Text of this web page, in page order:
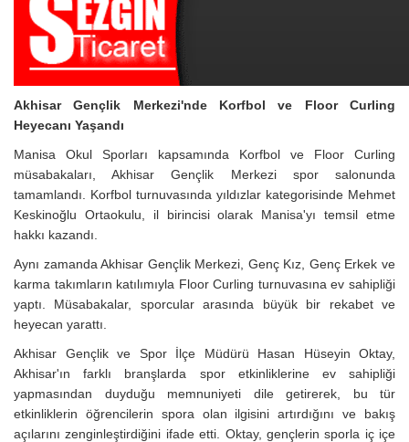
Akhisar Gençlik Merkezi'nde Korfbol ve Floor Curling
Heyecanı Yaşandı
Manisa Okul Sporları kapsamında Korfbol ve Floor Curling
müsabakaları, Akhisar Gençlik Merkezi spor salonunda
tamamlandı. Korfbol turnuvasında yıldızlar kategorisinde Mehmet
Keskinoğlu Ortaokulu, il birincisi olarak Manisa'yı temsil etme
hakkı kazandı.
Aynı zamanda Akhisar Gençlik Merkezi, Genç Kız, Genç Erkek ve
karma takımların katılımıyla Floor Curling turnuvasına ev sahipliği
yaptı. Müsabakalar, sporcular arasında büyük bir rekabet ve
heyecan yarattı.
Akhisar Gençlik ve Spor İlçe Müdürü Hasan Hüseyin Oktay,
Akhisar'ın farklı branşlarda spor etkinliklerine ev sahipliği
yapmasından duyduğu memnuniyeti dile getirerek, bu tür
etkinliklerin öğrencilerin spora olan ilgisini artırdığını ve bakış
açılarını zenginleştirdiğini ifade etti. Oktay, gençlerin sporla iç içe